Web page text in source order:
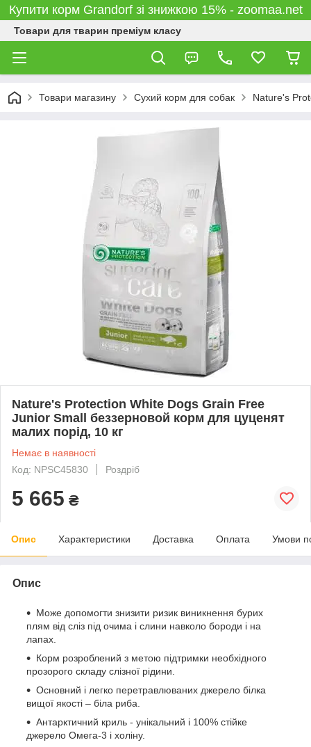
Купити корм Grandorf зі знижкою 15% - zoomaa.net
Товари для тварин преміум класу
Товари магазину Сухий корм для собак Nature's
Nature's Protection White Dogs Grain Free
Junior Small беззерновой корм для цуценят
малих порід, 10 кг
Немає в наявності
Код: NPSC45830
Роздріб
5 665 ₴
Опис Характеристики Доставка Оплата Умови
Опис
Може допомогти знизити ризик виникнення бурих
плям від сліз під очима і слини навколо бороди і на
лапах.
Корм розроблений з метою підтримки необхідного
прозорого складу слізної рідини.
Основний і легко перетравлюваних джерело білка
вищої якості – біла риба.
Антарктичний криль - унікальний і 100% стійке
джерело Омега-3 і холіну.